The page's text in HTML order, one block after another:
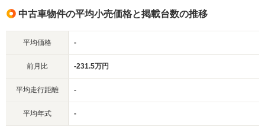
中古車物件の平均小売価格と掲載台数の推移
平均価格 -
前月比 -231.5万円
平均走行距離 -
平均年式 -